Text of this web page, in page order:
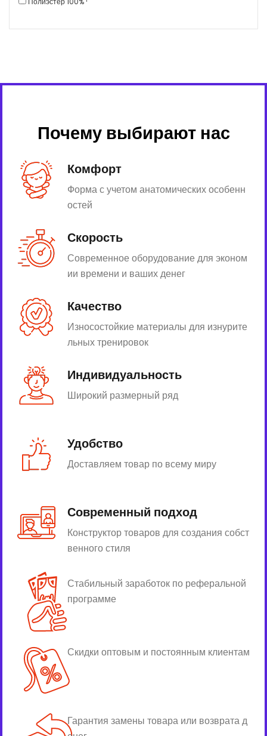
Почему выбирают нас
Комфорт
Форма с учетом анатомических особенн
остей
Скорость
Современное оборудование для эконом
ии времени и ваших денег
Качество
Износостойкие материалы для изнурите
льных тренировок
Индивидуальность
Широкий размерный ряд
Удобство
Доставляем товар по всему миру
Современный подход
Конструктор товаров для создания собст
венного стиля
Стабильный заработок по реферальной
программе
Скидки оптовым и постоянным клиентам
Гарантия замены товара или возврата д